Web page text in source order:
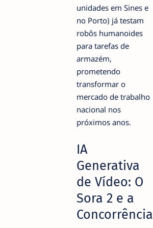
unidades em Sines e
no Porto) já testam
robôs humanoides
para tarefas de
armazém,
prometendo
transformar o
mercado de trabalho
nacional nos
próximos anos.
IA
Generativa
de Vídeo: O
Sora 2 e a
Concorrência